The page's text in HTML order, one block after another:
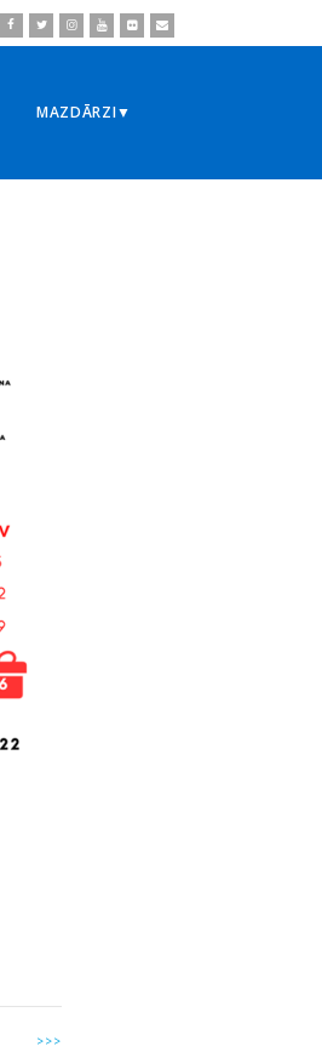
MAZDĀRZI▼
>>>